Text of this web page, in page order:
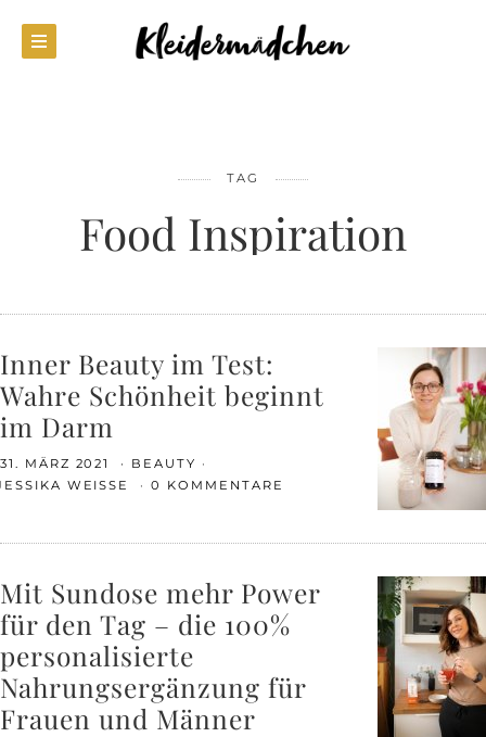
TAG
Food Inspiration
Inner Beauty im Test:
Wahre Schönheit beginnt
im Darm
31. MÄRZ 2021
BEAUTY
WEISSE
0 KOMMENTARE
Mit Sundose mehr Power
für den Tag – die 100%
personalisierte
Nahrungsergänzung für
Frauen und Männer